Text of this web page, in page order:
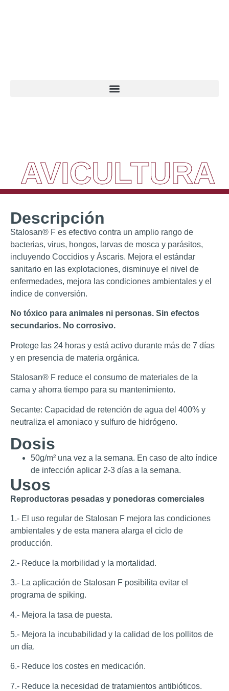
AVICULTURA
Descripción
Stalosan® F es efectivo contra un amplio rango de
bacterias, virus, hongos, larvas de mosca y parásitos,
incluyendo Coccidios y Áscaris. Mejora el estándar
sanitario en las explotaciones, disminuye el nivel de
enfermedades, mejora las condiciones ambientales y el
índice de conversión.
No tóxico para animales ni personas. Sin efectos
secundarios. No corrosivo.
Protege las 24 horas y está activo durante más de 7 días
y en presencia de materia orgánica.
Stalosan® F reduce el consumo de materiales de la
cama y ahorra tiempo para su mantenimiento.
Secante: Capacidad de retención de agua del 400% y
neutraliza el amoniaco y sulfuro de hidrógeno.
Dosis
50g/m² una vez a la semana. En caso de alto índice
de infección aplicar 2-3 días a la semana.
Usos
Reproductoras pesadas y ponedoras comerciales
1.- El uso regular de Stalosan F mejora las condiciones
ambientales y de esta manera alarga el ciclo de
producción.
2.- Reduce la morbilidad y la mortalidad.
3.- La aplicación de Stalosan F posibilita evitar el
programa de spiking.
4.- Mejora la tasa de puesta.
5.- Mejora la incubabilidad y la calidad de los pollitos de
un día.
6.- Reduce los costes en medicación.
7.- Reduce la necesidad de tratamientos antibióticos.